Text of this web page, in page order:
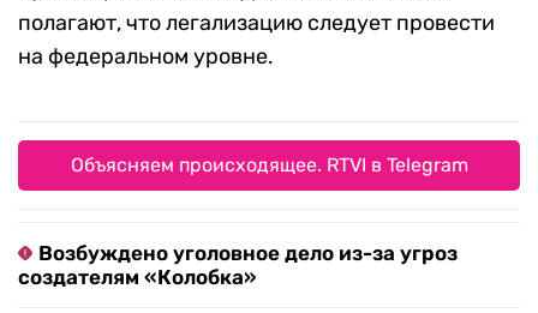
полагают, что легализацию следует провести
на федеральном уровне.
Объясняем происходящее. RTVI в Telegram
Возбуждено уголовное дело из-за угроз
создателям «Колобка»